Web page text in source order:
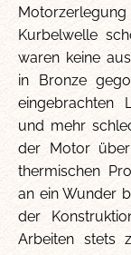
Kurbelwelle
waren keine
in Bronze
eingebrachten
und mehr
der Motor
thermischen
an ein Wunder
der
Arbeiten stets